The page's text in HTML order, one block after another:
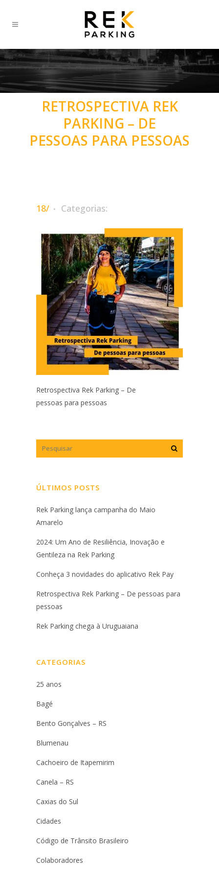
RETROSPECTIVA REK
PARKING – DE
PESSOAS PARA PESSOAS
18/ Categorias:
Retrospectiva Rek Parking – De
pessoas para pessoas
ÚLTIMOS POSTS
Rek Parking lança campanha do Maio
Amarelo
2024: Um Ano de Resiliência, Inovação e
Gentileza na Rek Parking
Conheça 3 novidades do aplicativo Rek Pay
Retrospectiva Rek Parking – De pessoas para
pessoas
Rek Parking chega à Uruguaiana
CATEGORIAS
25 anos
Bagé
Bento Gonçalves – RS
Blumenau
Cachoeiro de Itapemirim
Canela – RS
Caxias do Sul
Cidades
Código de Trânsito Brasileiro
Colaboradores